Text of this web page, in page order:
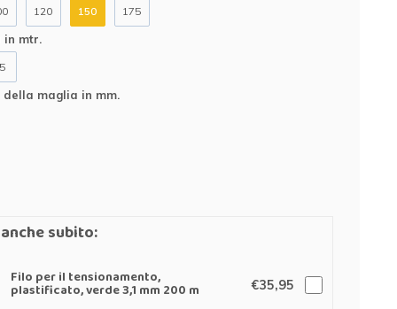
120 150 175
in mtr.
della maglia in mm.
subito:
Filo per il tensionamento,
plastificato, verde 3,1 mm 200 m €35,95